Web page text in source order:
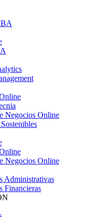
Negocios Online
Negocios Online
Administrativas
Financieras